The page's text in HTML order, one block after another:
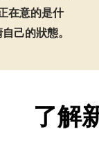
在意的是什
己的狀態。
了解